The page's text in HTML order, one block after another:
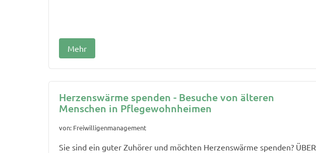
Mehr
Herzenswärme spenden - Besuche von älteren
Menschen in Pflegewohnheimen
von: Freiwilligenmanagement
Sie sind ein guter Zuhörer und möchten Herzenswärme spenden? ÜBER